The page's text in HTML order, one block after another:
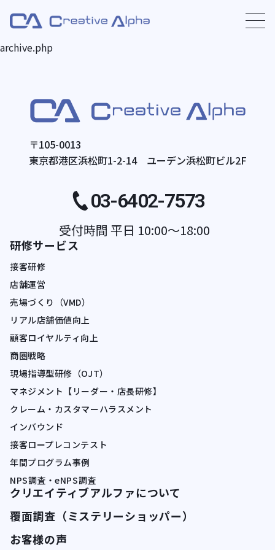
archive.php
〒105-0013
東京都港区浜松町1-2-14 ユーデン浜松町ビル2F
03-6402-7573
受付時間 平日 10:00〜18:00
研修サービス
接客研修
店舗運営
売場づくり（VMD）
リアル店舗価値向上
顧客ロイヤルティ向上
商圏戦略
現場指導型研修（OJT）
マネジメント【リーダー・店長研修】
クレーム・カスタマーハラスメント
インバウンド
接客ロープレコンテスト
年間プログラム事例
NPS調査・eNPS調査
クリエイティブアルファについて
覆面調査（ミステリーショッパー）
お客様の声